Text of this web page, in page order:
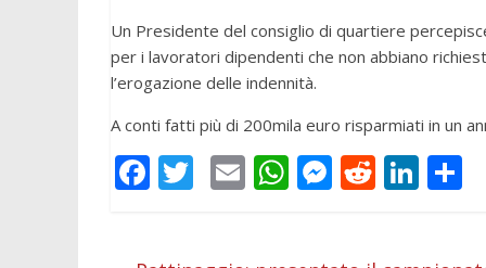
Un Presidente del consiglio di quartiere
per i lavoratori dipendenti che non abbiano
l’erogazione delle indennità.
A conti fatti più di 200mila euro risparmiati in un
F T E W M R Li